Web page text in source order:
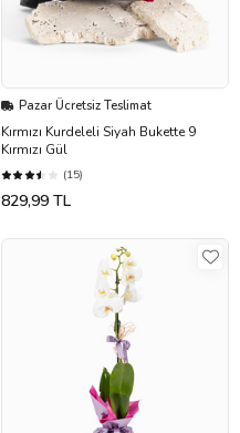
Pazar Ücretsiz Teslimat
Kırmızı Kurdeleli Siyah Bukette 9
Kırmızı Gül
(15)
829,99 TL